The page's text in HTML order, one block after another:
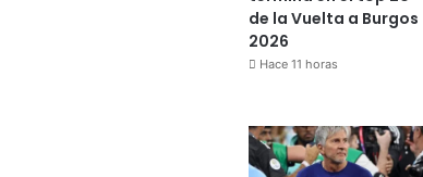
de la Vuelta a Burgos
2026
Hace 11 horas